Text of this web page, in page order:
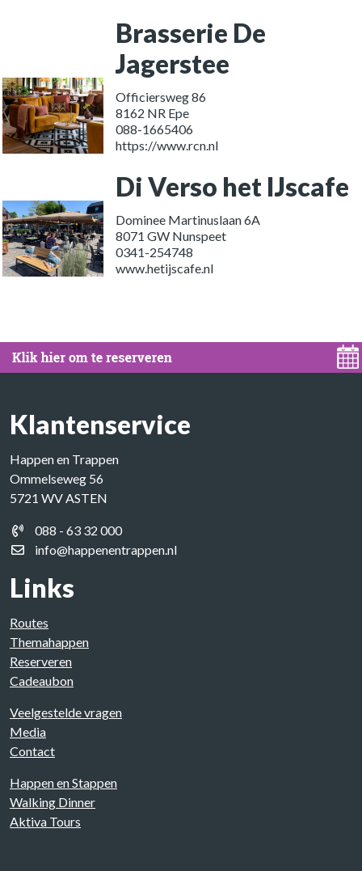
Brasserie De
Jagerstee
Officiersweg 86
8162 NR Epe
088-1665406
https://www.rcn.nl
Di Verso het IJscafe
Dominee Martinuslaan 6A
8071 GW Nunspeet
0341-254748
www.hetijscafe.nl
Klantenservice
Happen en Trappen
Ommelseweg 56
5721 WV ASTEN
088 - 63 32 000
info@happenentrappen.nl
Links
Routes
Themahappen
Reserveren
Cadeaubon
Veelgestelde vragen
Media
Contact
Happen en Stappen
Walking Dinner
Aktiva Tours